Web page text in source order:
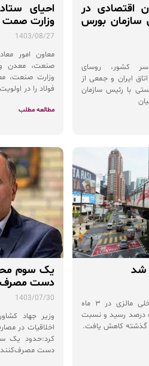
اقتصادی در
بورس
کشور، روسای
ایران و جمعی از
با رئیس سازمان
احیای
وزارت صمت
1403/08/27
معاون امور
صنعت، معدن و
وزارت صنعت،
فولاد را در اولویت
مطالعه مطلب
شد
رشد تولید ناخالص داخلی مالزی در ۳ ماه
سوم سال ۲۰۲۴، به ۵.۳ درصد رسید و نسبت
یک سوم
دست مصرف
1403/07/30
وزیر جهاد
اخلاقیات در
کرد:حدود یک
دست